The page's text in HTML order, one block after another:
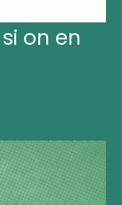
on en